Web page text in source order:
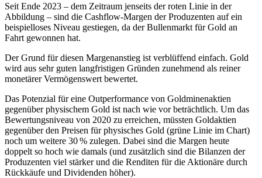
Seit Ende 2023 – dem Zeitraum jenseits der roten Linie in der
Abbildung – sind die Cashflow-Margen der Produzenten auf ein
beispielloses Niveau gestiegen, da der Bullenmarkt für Gold an
Fahrt gewonnen hat.
Der Grund für diesen Margenanstieg ist verblüffend einfach. Gold
wird aus sehr guten langfristigen Gründen zunehmend als reiner
monetärer Vermögenswert bewertet.
Das Potenzial für eine Outperformance von Goldminenaktien
gegenüber physischem Gold ist nach wie vor beträchtlich. Um das
Bewertungsniveau von 2020 zu erreichen, müssten Goldaktien
gegenüber den Preisen für physisches Gold (grüne Linie im Chart)
noch um weitere 30 % zulegen. Dabei sind die Margen heute
doppelt so hoch wie damals (und zusätzlich sind die Bilanzen der
Produzenten viel stärker und die Renditen für die Aktionäre durch
Rückkäufe und Dividenden höher).